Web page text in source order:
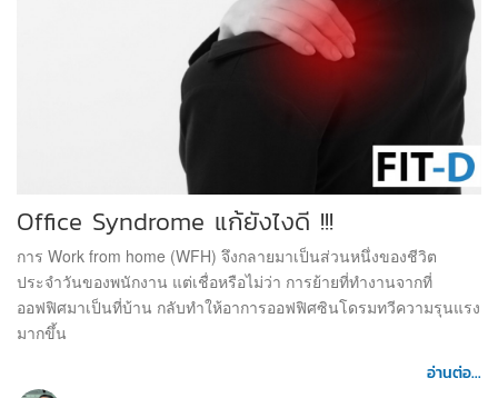
Office Syndrome แก้ยังไงดี !!!
การ Work from home (WFH) จึงกลายมาเป็นส่วนหนึ่งของชีวิต
ประจำวันของพนักงาน แต่เชื่อหรือไม่ว่า การย้ายที่ทำงานจากที่
ออฟฟิศมาเป็นที่บ้าน กลับทำให้อาการออฟฟิศซินโดรมทวีความรุนแรง
มากขึ้น
อ่านต่อ...